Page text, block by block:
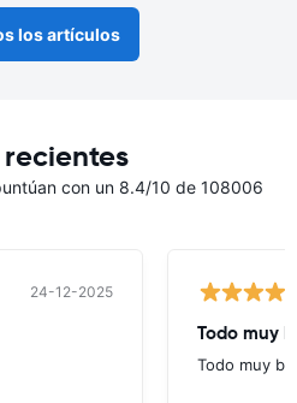
los artículos
con un 8.4/10 de 108006
24-12-2025
Todo muy
Todo muy